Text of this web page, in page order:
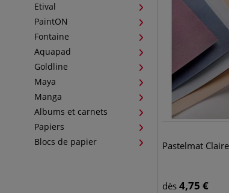
Etival
PaintON
Fontaine
Aquapad
Goldline
Maya
Manga
Albums et carnets
Papiers
Blocs de papier
Pastelmat
dès 4,75 €